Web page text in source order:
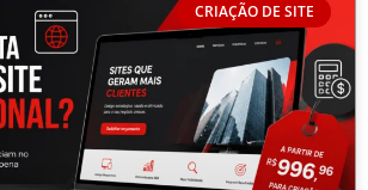
CRIAÇÃO DE SITE